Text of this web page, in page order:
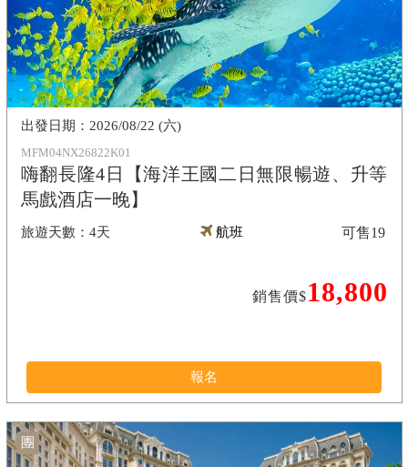
MFM04NX26822K01
嗨翻長隆4日【海洋王國二日無限暢遊、升等
馬戲酒店一晚】
4天
2026/08/22 (六)
航班
銷售價$18,800
可售19
報名
團